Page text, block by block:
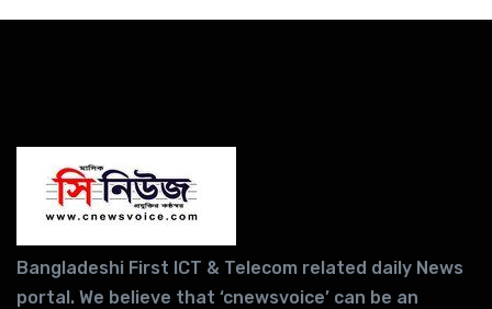
Bangladeshi First ICT & Telecom related daily News
portal. We believe that ‘cnewsvoice’ can be an